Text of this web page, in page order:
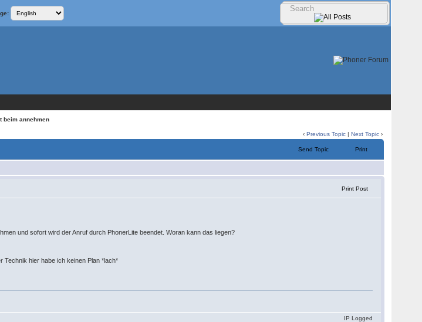
beim annehmen
‹Previous Topic |Next Topic ›
Send Topic Print
Print Post
und sofort wird der Anruf durch PhonerLite beendet. Woran kann das liegen?
hier habe ich keinen Plan *lach*
IP Logged